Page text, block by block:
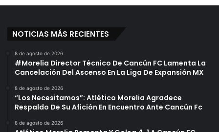
NOTICIAS MÁS RECIENTES
8 de agosto de 2026
#Morelia Director Técnico De Cancún FC Lamenta La
Cancelación Del Ascenso En La Liga De Expansión MX
8 de agosto de 2026
“Los Necesitamos”: Atlético Morelia Agradece
Respaldo De Su Afición En Encuentro Ante Cancún Fc
8 de agosto de 2026